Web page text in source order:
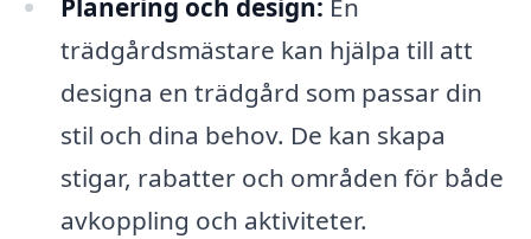
Planering och design: En
trädgårdsmästare kan hjälpa till att
designa en trädgård som passar din
stil och dina behov. De kan skapa
stigar, rabatter och områden för både
avkoppling och aktiviteter.